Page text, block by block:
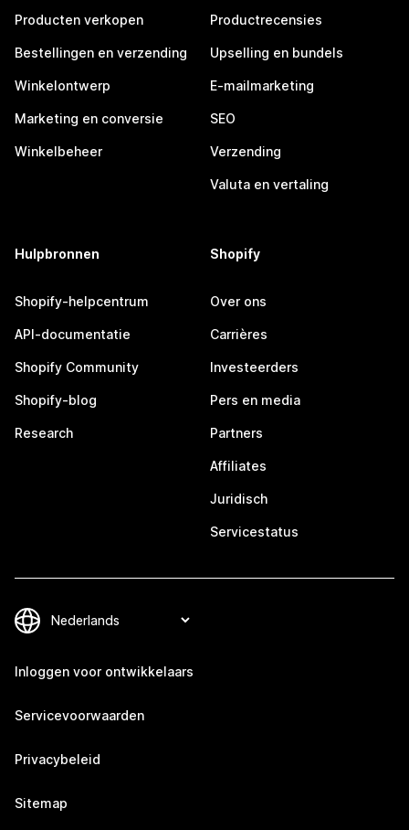
Producten verkopen
Bestellingen en verzending
Winkelontwerp
Marketing en conversie
Winkelbeheer
Productrecensies
Upselling en bundels
E-mailmarketing
SEO
Verzending
Valuta en vertaling
Hulpbronnen
Shopify-helpcentrum
API-documentatie
Shopify Community
Shopify-blog
Research
Shopify
Over ons
Carrières
Investeerders
Pers en media
Partners
Affiliates
Juridisch
Servicestatus
Inloggen voor ontwikkelaars
Servicevoorwaarden
Privacybeleid
Sitemap